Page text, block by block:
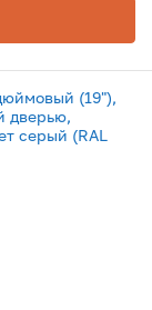
(19"),
дверью,
серый (RAL